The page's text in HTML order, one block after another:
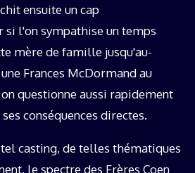
ensuite un cap
si l'on sympathise un temps
mère de famille jusqu'au-
Frances McDormand au
questionne aussi rapidement
conséquences directes.
casting, de telles thématiques
le spectre des Frères Coen